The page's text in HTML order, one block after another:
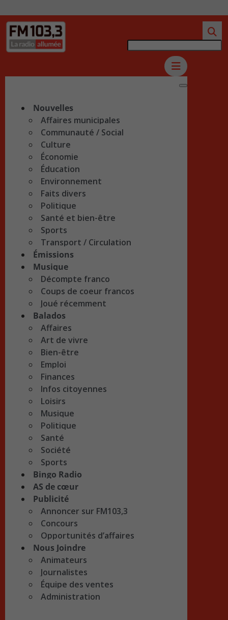
Nouvelles
Affaires municipales
Communauté / Social
Culture
Économie
Éducation
Environnement
Faits divers
Politique
Santé et bien-être
Sports
Transport / Circulation
Émissions
Musique
Décompte franco
Coups de coeur francos
Joué récemment
Balados
Affaires
Art de vivre
Bien-être
Emploi
Finances
Infos citoyennes
Loisirs
Musique
Politique
Santé
Société
Sports
Bingo Radio
AS de cœur
Publicité
Annoncer sur FM103,3
Concours
Opportunités d’affaires
Nous Joindre
Animateurs
Journalistes
Équipe des ventes
Administration